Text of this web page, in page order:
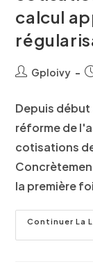
calcul
Gploivy
Depuis début
réforme de
cotisations
la première
Continuer La